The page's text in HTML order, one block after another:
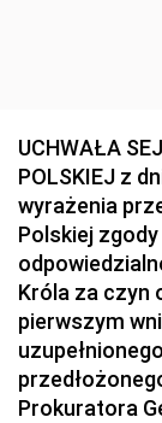
UCHWAŁA
POLSKIEJ z
wyrażenia
Polskiej
Króla za czyn
pierwszym
Prokuratora